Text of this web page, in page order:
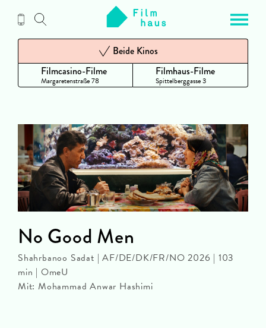
Inhalt
Filmcasino-Filme
Margaretenstraße 78
Beide Kinos
Filmhaus-Filme
Spittelberggasse 3
No Good Men
Shahrbanoo Sadat | AF/DE/DK/FR/NO 2026 | 103
min | OmeU
Mit: Mohammad Anwar Hashimi